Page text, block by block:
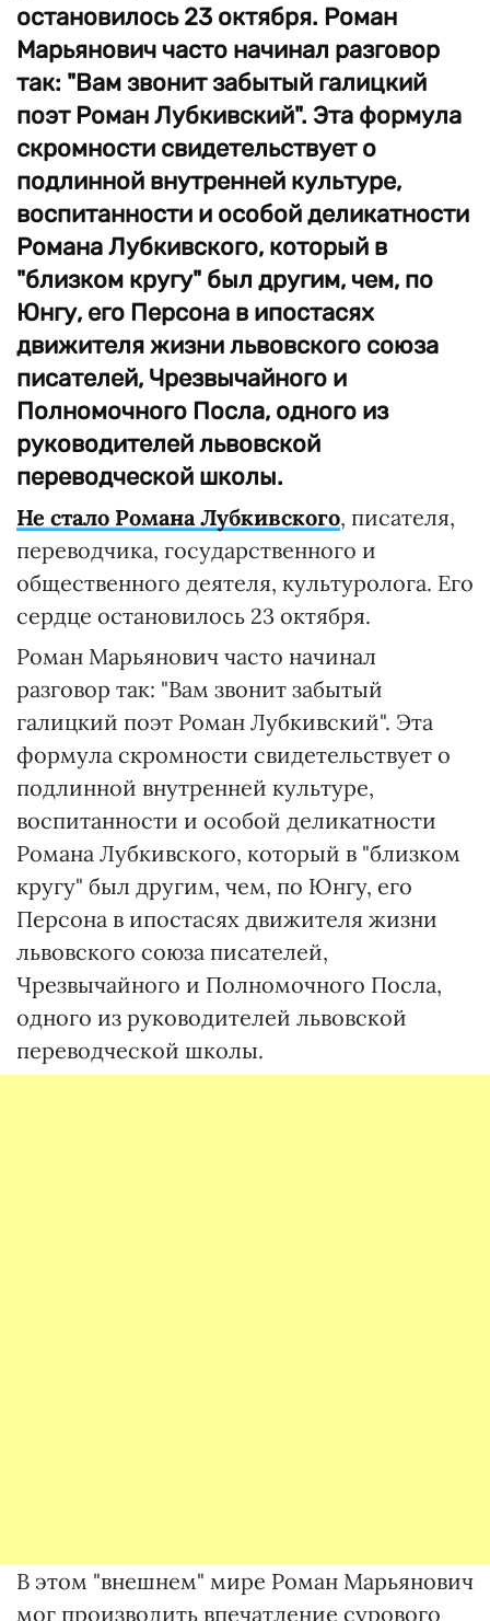
остановилось 23 октября. Роман
Марьянович часто начинал разговор
так: "Вам звонит забытый галицкий
поэт Роман Лубкивский". Эта формула
скромности свидетельствует о
подлинной внутренней культуре,
воспитанности и особой деликатности
Романа Лубкивского, который в
"близком кругу" был другим, чем, по
Юнгу, его Персона в ипостасях
движителя жизни львовского союза
писателей, Чрезвычайного и
Полномочного Посла, одного из
руководителей львовской
переводческой школы.
Не стало Романа Лубкивского, писателя,
переводчика, государственного и
общественного деятеля, культуролога. Его
сердце остановилось 23 октября.
Роман Марьянович часто начинал
разговор так: "Вам звонит забытый
галицкий поэт Роман Лубкивский". Эта
формула скромности свидетельствует о
подлинной внутренней культуре,
воспитанности и особой деликатности
Романа Лубкивского, который в "близком
кругу" был другим, чем, по Юнгу, его
Персона в ипостасях движителя жизни
львовского союза писателей,
Чрезвычайного и Полномочного Посла,
одного из руководителей львовской
переводческой школы.
В этом "внешнем" мире Роман Марьянович
мог производить впечатление сурового